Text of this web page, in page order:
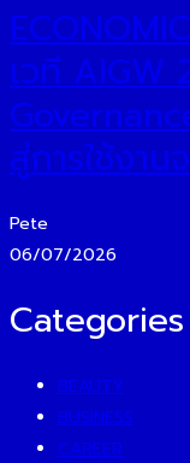
เวที AIGW
สู่การใช้งาน
Pete
06/07/2026
Categories
BEAUTY
BUSINESS
CAREER